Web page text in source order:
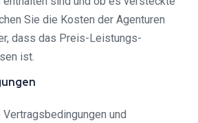
Sie die Kosten der Agenturen
dass das Preis-Leistungs-
ist.
und